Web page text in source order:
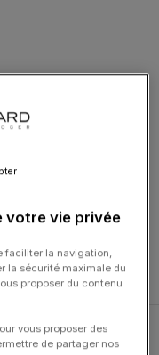
en or blanc sertie de
décliné en mono
d'Oreilles, Boucles
votre vie privée
faciliter la navigation,
la sécurité maximale du
proposer du contenu
vous proposer des
de partager nos